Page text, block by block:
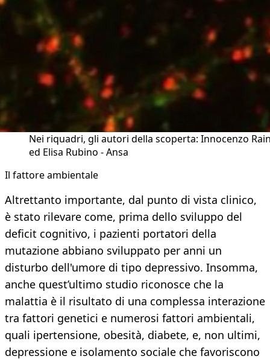
Nei riquadri, gli autori della scoperta: Innocenzo
ed Elisa Rubino - Ansa
Il fattore ambientale
Altrettanto importante, dal punto di vista clinico,
è stato rilevare come, prima dello sviluppo del
deficit cognitivo, i pazienti portatori della
mutazione abbiano sviluppato per anni un
disturbo dell'umore di tipo depressivo. Insomma,
anche quest’ultimo studio riconosce che la
malattia è il risultato di una complessa interazione
tra fattori genetici e numerosi fattori ambientali,
quali ipertensione, obesità, diabete, e, non ultimi,
depressione e isolamento sociale che favoriscono